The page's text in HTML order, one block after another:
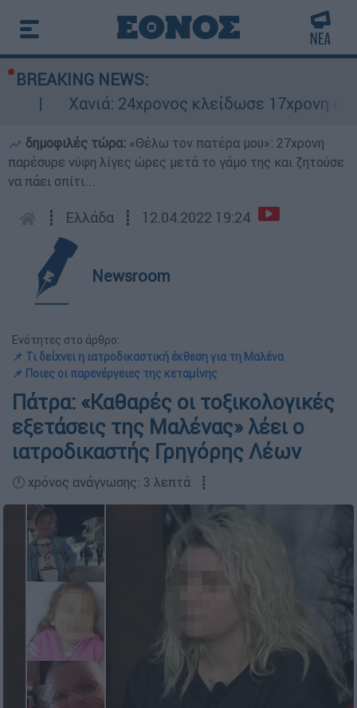
BREAKING NEWS:
Χανιά: 24χρονος κλείδωσε 17χρονη στο
δημοφιλές τώρα: «Θέλω τον πατέρα μου»: 27χρονη
παρέσυρε νύφη λίγες ώρες μετά το γάμο της και ζητούσε
να πάει σπίτι...
┋ Ελλάδα ┋ 12.04.2022 19:24
Newsroom
Ενότητες στο άρθρο:
📌 Τι δείχνει η ιατροδικαστική έκθεση για τη Μαλένα
📌 Ποιες οι παρενέργειες της κεταμίνης
Πάτρα: «Καθαρές οι τοξικολογικές
εξετάσεις της Μαλένας» λέει ο
ιατροδικαστής Γρηγόρης Λέων
🕛 χρόνος ανάγνωσης: 3 λεπτά ┋